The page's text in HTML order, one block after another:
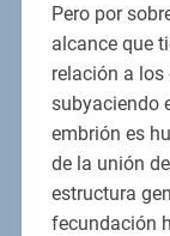
Pero por
alcance que
relación a
subyaciendo
embrión es
de la unión
estructura
fecundación